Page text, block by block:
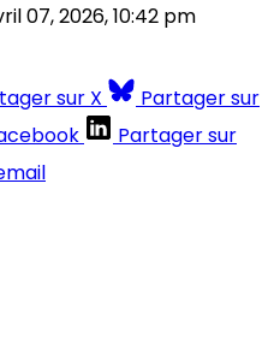
07, 2026, 10:42 pm
sur X
Partager sur
Partager sur